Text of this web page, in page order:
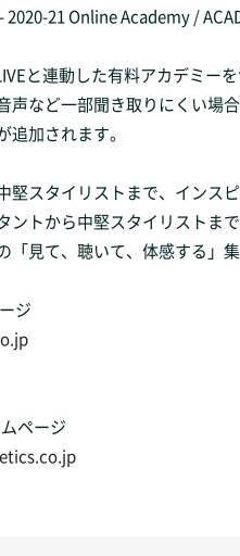
21 Online Academy /
と連動した有料アカデミーを
など一部聞き取りにくい場合
加されます。
堅スタイリストまで、インス
ントから中堅スタイリストま
「見て、聴いて、体感する」集
ジ
ページ